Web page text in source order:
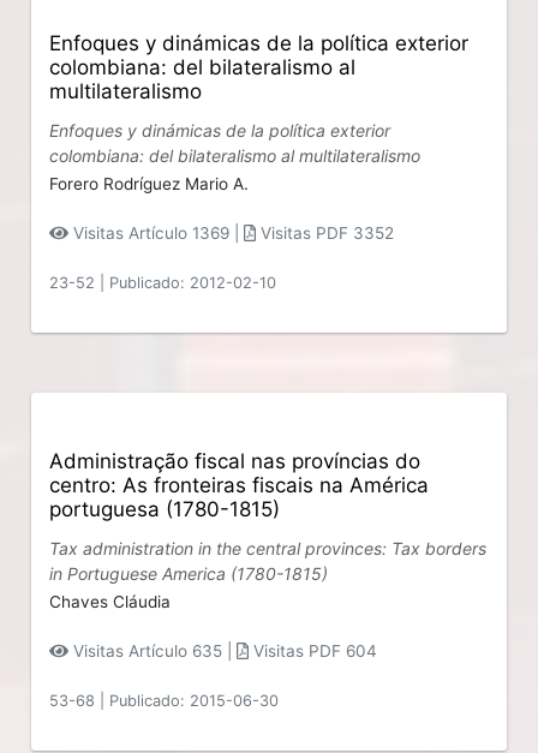
Enfoques y dinámicas de la política exterior
colombiana: del bilateralismo al
multilateralismo
Enfoques y dinámicas de la política exterior
colombiana: del bilateralismo al multilateralismo
Forero Rodríguez Mario A.
Visitas Artículo 1369 | Visitas PDF 3352
23-52 Publicado: 2012-02-10
Administração fiscal nas províncias do
centro: As fronteiras fiscais na América
portuguesa (1780-1815)
Tax administration in the central provinces: Tax borders
in Portuguese America (1780-1815)
Chaves Cláudia
Visitas Artículo 635 | Visitas PDF 604
53-68 Publicado: 2015-06-30